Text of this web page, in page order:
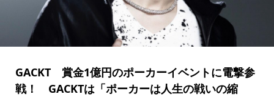
GACKT 賞金1億円のポーカーイベントに電撃参
戦！ GACKTは「ポーカーは人生の戦いの縮